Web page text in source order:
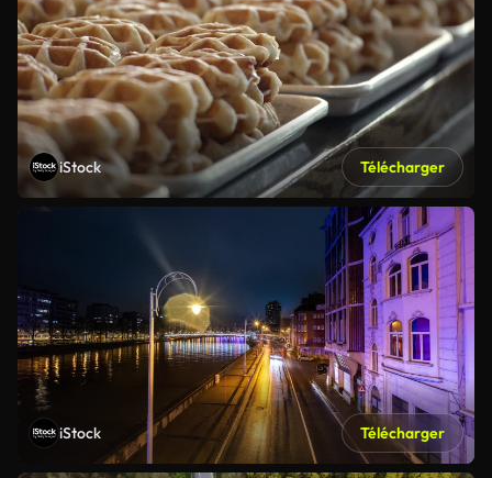
iStock Télécharger
iStock Télécharger